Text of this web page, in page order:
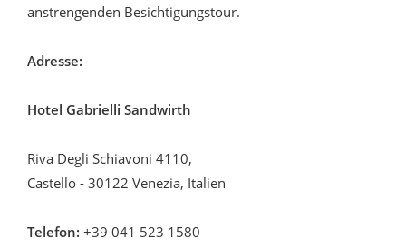
anstrengenden Besichtigungstour.
Adresse:
Hotel Gabrielli Sandwirth
Riva Degli Schiavoni 4110,
Castello - 30122 Venezia, Italien
Telefon: +39 041 523 1580